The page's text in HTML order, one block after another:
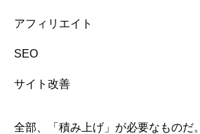
アフィリエイト
SEO
サイト改善
全部、「積み上げ」が必要なものだ。